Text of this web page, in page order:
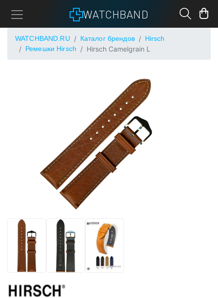
WATCHBAND
WATCHBAND.RU Каталог брендов
Hirsch
Ремешки Hirsch
Hirsch Camelgrain L